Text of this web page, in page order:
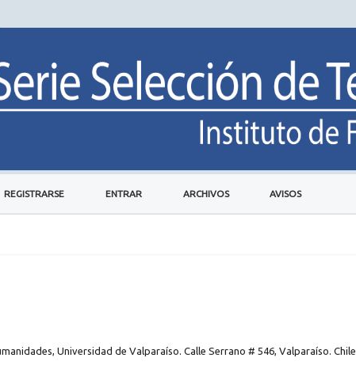
REGISTRARSE ENTRAR ARCHIVOS AVISOS
Universidad de Valparaíso. Calle Serrano # 546, Valparaíso. Chile